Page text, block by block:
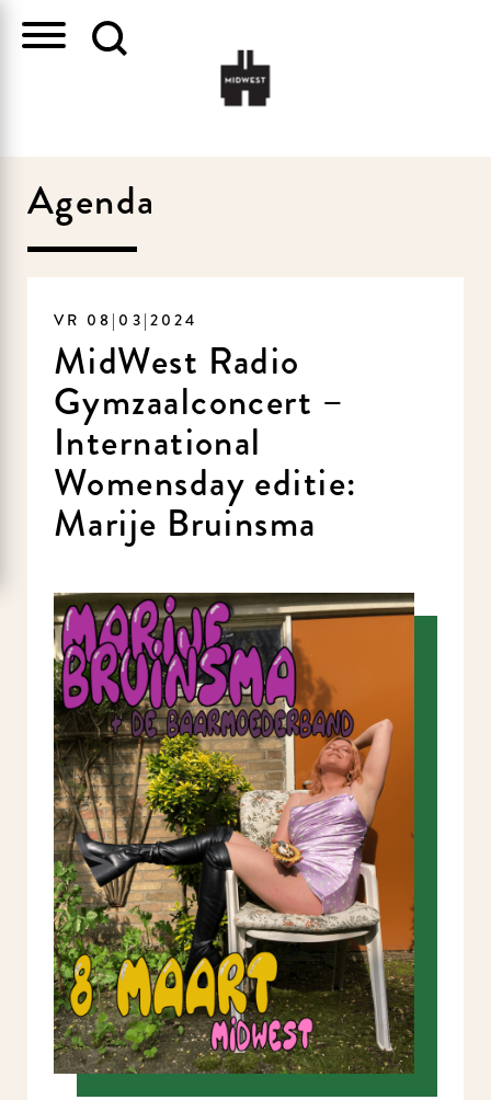
Agenda
VR 08|03|2024
MidWest Radio
Gymzaalconcert –
International
Womensday editie:
Marije Bruinsma